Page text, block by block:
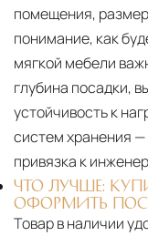
помещения,
понимание, как
мягкой мебели
глубина посадки,
устойчивость к
систем хранения
привязка к
ЧТО ЛУЧШЕ:
ОФОРМИТЬ
Товар в наличии